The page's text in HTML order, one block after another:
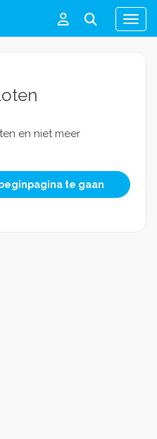
Menu
en niet meer
te gaan